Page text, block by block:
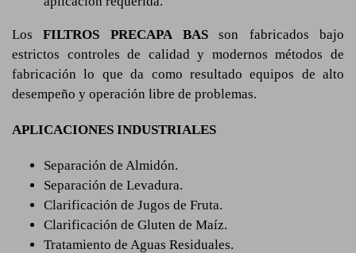
LosFILTROS PRECAPA BAS son fabricados bajo
estrictos controles de calidad y modernos métodos de
fabricación lo que da como resultado equipos de alto
desempeño y operación libre de problemas.
APLICACIONES INDUSTRIALES
Separación de Almidón.
Separación de Levadura.
Clarificación de Jugos de Fruta.
Clarificación de Gluten de Maíz.
Tratamiento de Aguas Residuales.